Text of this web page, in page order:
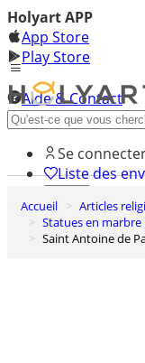
Holyart APP
App Store
Play Store
Aide & Contact
Découvrez Premium
Se
Liste des
0
Panier
Accueil Articles
Statues en
Saint Antoine de